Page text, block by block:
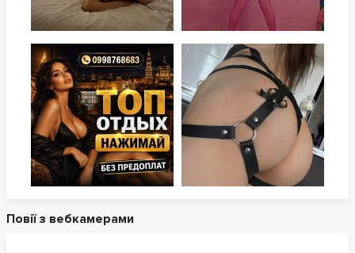
Повії з вебкамерами